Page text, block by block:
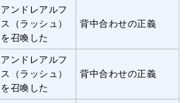
アンドレアルフ
ス（ラッシュ）
を召喚した
背中合わせの正義
アンドレアルフ
ス（ラッシュ）
を召喚した
背中合わせの正義